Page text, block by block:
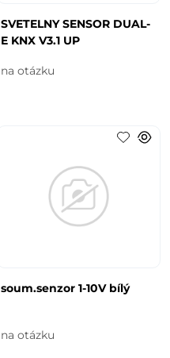
SVETELNY SENSOR DUAL-
E KNX V3.1 UP
na otázku
soum.senzor 1-10V bílý
na otázku